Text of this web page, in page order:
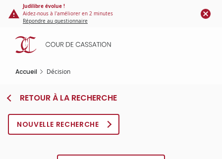
Panneau de gestion des cookies
contenu
principal
Judilibre évolue !
Aidez-nous à l'améliorer en 2 minutes
Répondre au questionnaire
Accueil Décision
RETOUR À LA RECHERCHE
NOUVELLE RECHERCHE